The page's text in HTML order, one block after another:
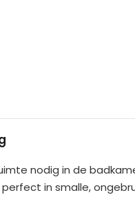
nodig in de
in smalle,